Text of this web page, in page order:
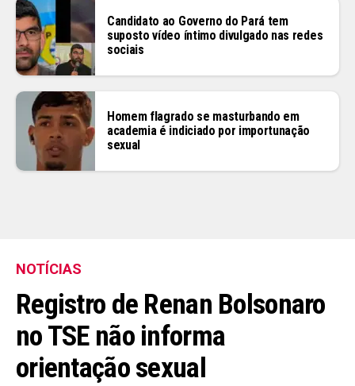
Candidato ao Governo do Pará tem
suposto vídeo íntimo divulgado nas redes
sociais
Homem flagrado se masturbando em
academia é indiciado por importunação
sexual
NOTÍCIAS
Registro de Renan Bolsonaro
no TSE não informa
orientação sexual